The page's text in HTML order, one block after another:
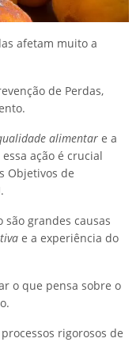
afetam muito a
de Perdas,
alimentar e a
ação é crucial
Objetivos de
grandes causas
e a experiência do
o que pensa sobre o
rigorosos de